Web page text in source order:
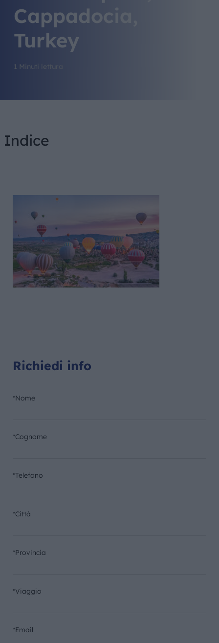
Cappadocia,
Turkey
1 Minuti lettura
Indice
Richiedi info
*Nome
*Cognome
*Telefono
*Città
*Provincia
*Viaggio
*Email